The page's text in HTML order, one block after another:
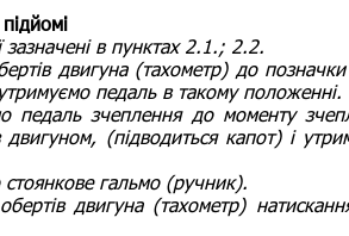
зазначені в пунктах 2.1.; 2.2.
двигуна (тахометр) до
педаль в такому положенні.
зчеплення до моменту
(підводиться капот) і
гальмо (ручник).
двигуна (тахометр)